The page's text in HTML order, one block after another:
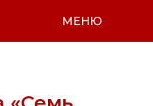
МЕНЮ